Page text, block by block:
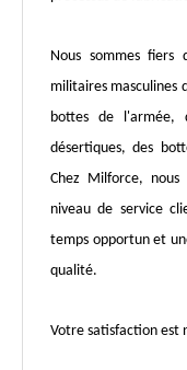
Nous sommes
militaires masculines
bottes de
désertiques, des
Chez Milforce,
niveau de service
temps opportun et
qualité.
Votre satisfaction est